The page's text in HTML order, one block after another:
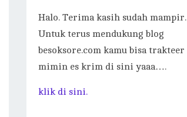
Halo. Terima kasih sudah mampir.
Untuk terus mendukung blog
besoksore.com kamu bisa trakteer
mimin es krim di sini yaaa….
klik di sini.